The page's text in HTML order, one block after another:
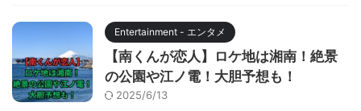
Entertainment - エンタメ
【南くんが恋人】ロケ地は湘南！絶景
の公園や江ノ電！大胆予想も！
2025/6/13